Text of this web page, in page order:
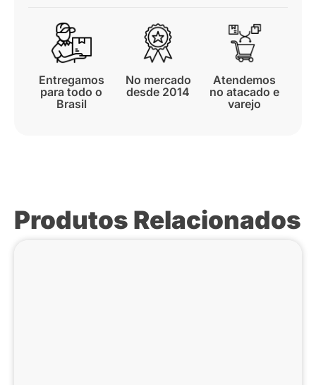
Entregamos
para todo o
Brasil
No mercado
desde 2014
Atendemos
no atacado e
varejo
Produtos Relacionados